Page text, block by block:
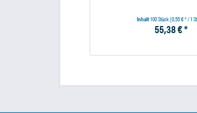
Inhalt100 Stück(0,55 € * / 1
55,38 € *